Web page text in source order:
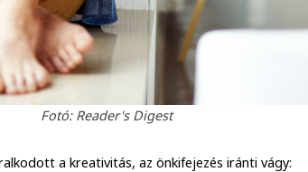
Fotó: Reader's Digest
a kreativitás, az önkifejezés iránti vágy: